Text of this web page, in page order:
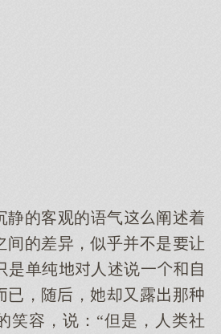
静的客观的语气阐述着
的差异，似乎并不是让
是单纯人述说一
已，随，却又露那
笑容，说：“但是，人类社